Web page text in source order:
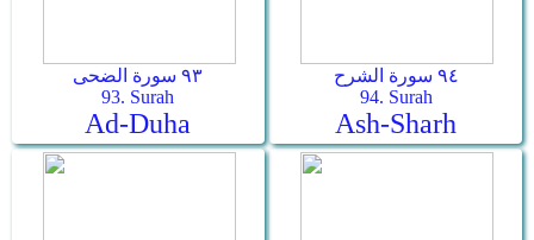
٩٣ سورة الضحى
93. Surah
Ad-Duha
٩٤ سورة الشرح
94. Surah
Ash-Sharh